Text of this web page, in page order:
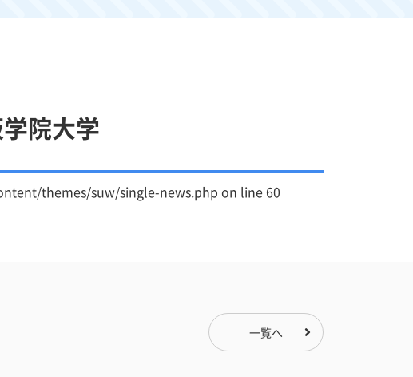
院大学
themes/suw/single-news.php on line 60
一覧へ